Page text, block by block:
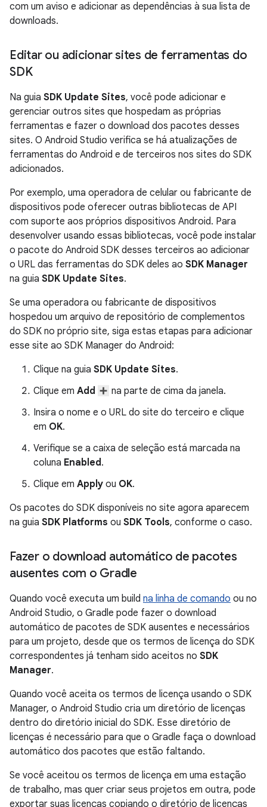
com um aviso e adicionar as dependências à sua lista de
downloads.
Editar ou adicionar sites de ferramentas do
SDK
Na guia SDK Update Sites, você pode adicionar e
gerenciar outros sites que hospedam as próprias
ferramentas e fazer o download dos pacotes desses
sites. O Android Studio verifica se há atualizações de
ferramentas do Android e de terceiros nos sites do SDK
adicionados.
Por exemplo, uma operadora de celular ou fabricante de
dispositivos pode oferecer outras bibliotecas de API
com suporte aos próprios dispositivos Android. Para
desenvolver usando essas bibliotecas, você pode instalar
o pacote do Android SDK desses terceiros ao adicionar
o URL das ferramentas do SDK deles ao SDK Manager
na guia SDK Update Sites.
Se uma operadora ou fabricante de dispositivos
hospedou um arquivo de repositório de complementos
do SDK no próprio site, siga estas etapas para adicionar
esse site ao SDK Manager do Android:
Clique na guia SDK Update Sites.
Clique em Add
na parte de cima da janela.
Insira o nome e o URL do site do terceiro e clique
em OK.
Verifique se a caixa de seleção está marcada na
coluna Enabled.
Clique em Apply ou OK.
Os pacotes do SDK disponíveis no site agora aparecem
na guia SDK Platforms ou SDK Tools, conforme o caso.
Fazer o download automático de pacotes
ausentes com o Gradle
Quando você executa um build na linha de comando ou no
Android Studio, o Gradle pode fazer o download
automático de pacotes de SDK ausentes e necessários
para um projeto, desde que os termos de licença do SDK
correspondentes já tenham sido aceitos no SDK
Manager.
Quando você aceita os termos de licença usando o SDK
Manager, o Android Studio cria um diretório de licenças
dentro do diretório inicial do SDK. Esse diretório de
licenças é necessário para que o Gradle faça o download
automático dos pacotes que estão faltando.
Se você aceitou os termos de licença em uma estação
de trabalho, mas quer criar seus projetos em outra, pode
exportar suas licenças copiando o diretório de licenças